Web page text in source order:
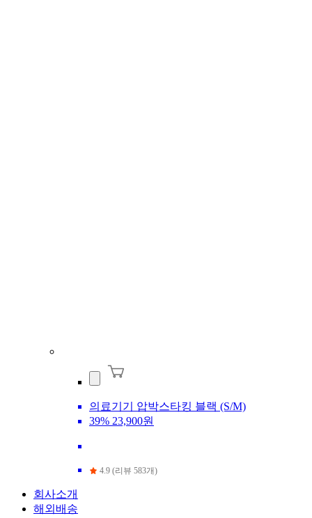
의료기기 압박스타킹 블랙 (S/M)
39% 23,900원
4.9 (리뷰 583개)
회사소개
해외배송